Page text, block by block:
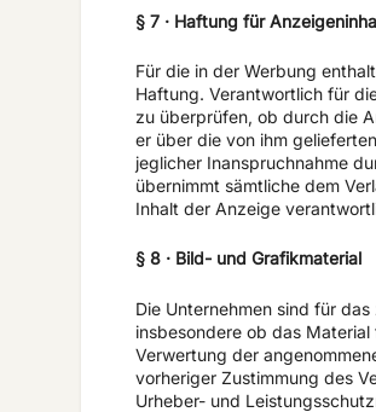
§ 7 · Haftung für
Für die in der Werbung
Haftung. Verantwortlich für
zu überprüfen, ob durch die
er über die von ihm
jeglicher Inanspruchnahme
übernimmt sämtliche dem
Inhalt der Anzeige
§ 8 · Bild- und Grafikmaterial
Die Unternehmen sind für
insbesondere ob das
Verwertung der
vorheriger Zustimmung des
Urheber- und